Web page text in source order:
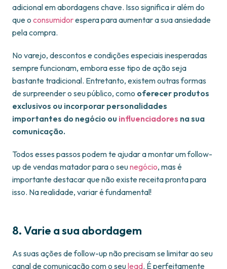
adicional em abordagens chave. Isso significa ir além do
que o consumidorespera para aumentar a sua ansiedade
pela compra.
No varejo, descontos e condições especiais inesperadas
sempre funcionam, embora esse tipo de ação seja
bastante tradicional. Entretanto, existem outras formas
de surpreender o seu público, como oferecer produtos
exclusivos ou incorporar personalidades
importantes do negócio ou influenciadores na sua
comunicação.
Todos esses passos podem te ajudar a montar um follow-
up de vendas matador para o seunegócio, mas é
importante destacar que não existe receita pronta para
isso. Na realidade, variar é fundamental!
8. Varie a sua abordagem
As suas ações de follow-up não precisam se limitar ao seu
canal de comunicação com o seulead. É perfeitamente